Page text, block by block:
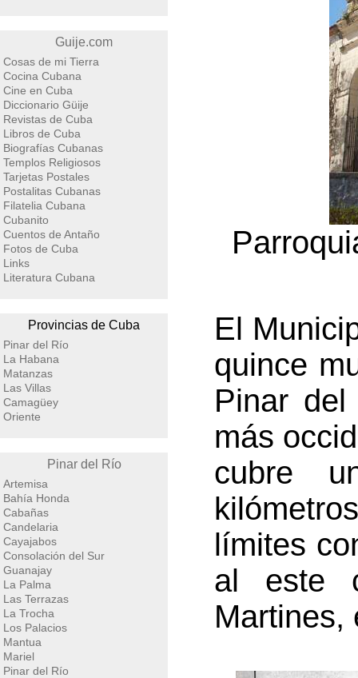
Guije.com
Cosas de mi Tierra
Cocina Cubana
Cine en Cuba
Diccionario Güije
Revistas de Cuba
Libros de Cuba
Biografías Cubanas
Templos Religiosos
Tarjetas Postales
Postalitas Cubanas
Filatelia Cubana
Cubanito
Cuentos de Antaño
Fotos de Cuba
Links
Literatura Cubana
Provincias de Cuba
Pinar del Río
La Habana
Matanzas
Las Villas
Camagüey
Oriente
Pinar del Río
Artemisa
Bahía Honda
Cabañas
Candelaria
Cayajabos
Consolación del Sur
Guanajay
La Palma
Las Terrazas
La Trocha
Los Palacios
Mantua
Mariel
Pinar del Río
El
quince
Pinar
más
cubre
límites
al este
Martines,